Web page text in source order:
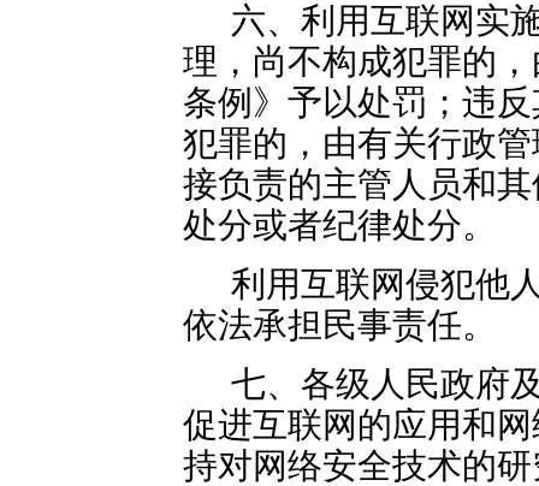
六、利用互联网实
理，尚不构成犯罪的
条例》予以处罚；违
犯罪的，由有关行政
接负责的主管人员和
处分或者纪律处分。
利用互联网侵犯他
依法承担民事责任。
七、各级人民政府
促进互联网的应用和
持对网络安全技术的